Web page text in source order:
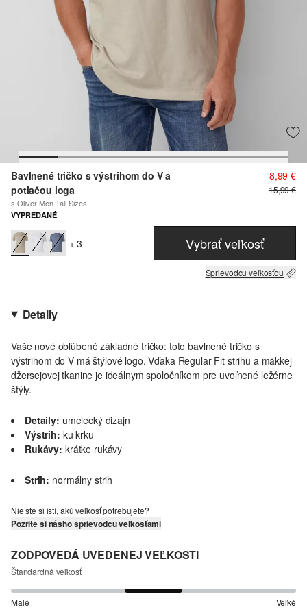
Bavlnené tričko s výstrihom do V a
potlačou loga
s.Oliver Men Tall Sizes
8,99 €
15,99 €
VYPREDANÉ
+ 3 Vybrať veľkosť
Sprievodcu veľkosťou
Detaily
Vaše nové obľúbené základné tričko: toto bavlnené tričko s
výstrihom do V má štýlové logo. Vďaka Regular Fit strihu a mäkkej
džersejovej tkanine je ideálnym spoločníkom pre uvoľnené ležérne
štýly.
Detaily: umelecký dizajn
Výstrih: ku krku
Rukávy: krátke rukávy
Strih: normálny strih
Nie ste si istí, akú veľkosť potrebujete?
Pozrite si nášho sprievodcu veľkosťami
ZODPOVEDÁ UVEDENEJ VEĽKOSTI
Štandardná veľkosť
Malé Veľké